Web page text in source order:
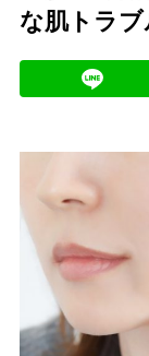
な肌トラ